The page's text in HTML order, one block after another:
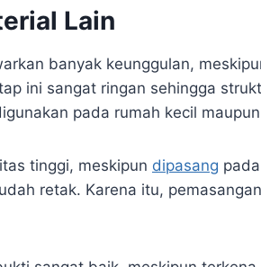
Lain
banyak keunggulan,
ini sangat ringan sehingga
pada rumah kecil
tinggi, meskipun dipasang
retak. Karena itu,